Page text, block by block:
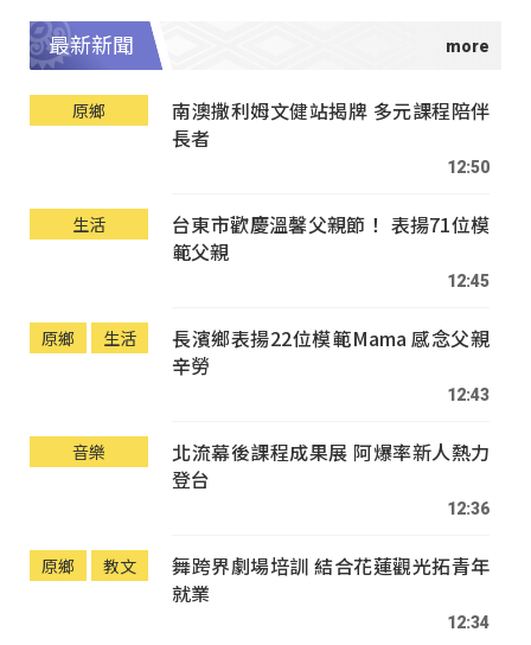
最新新聞
原鄉
南澳撒利姆文健站揭牌 多元課程陪伴
長者
12:50
生活
台東市歡慶溫馨父親節！ 表揚71位模
範父親
12:45
原鄉 生活
長濱鄉表揚22位模範Mama 感念父親
辛勞
12:43
音樂
北流幕後課程成果展 阿爆率新人熱力
登台
12:36
原鄉 教文
舞跨界劇場培訓 結合花蓮觀光拓青年
就業
12:34